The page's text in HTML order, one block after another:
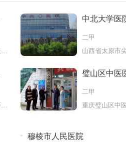
福建省厦门市思明区鼓浪屿街道福
中北大学医
二甲
江苏省连云港市海州开发区秦东门
璧山区中医
二甲
重庆璧山区中
穆棱市人民医院